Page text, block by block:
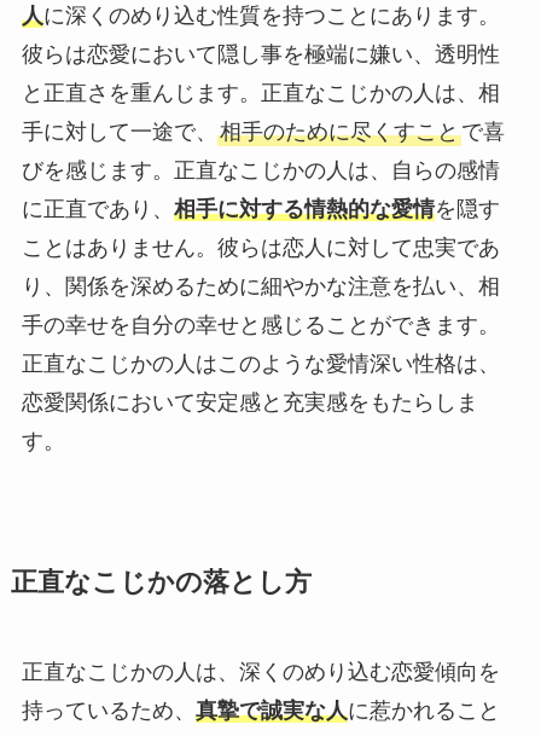
人に深くのめり込む性質を持つことにあります。
彼らは恋愛において隠し事を極端に嫌い、透明性
と正直さを重んじます。正直なこじかの人は、相
手に対して一途で、 相手のために尽くすことで喜
びを感じます。正直なこじかの人は、自らの感情
に正直であり、 相手に対する情熱的な愛情を隠す
ことはありません。彼らは恋人に対して忠実であ
り、関係を深めるために細やかな注意を払い、相
手の幸せを自分の幸せと感じることができます。
正直なこじかの人はこのような愛情深い性格は、
恋愛関係において安定感と充実感をもたらしま
す。
正直なこじかの落とし方
正直なこじかの人は、深くのめり込む恋愛傾向を
持っているため、 真摯で誠実な人に惹かれること